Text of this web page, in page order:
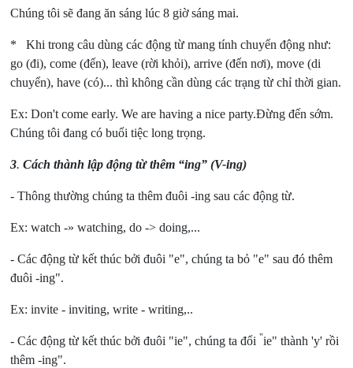
Chúng tôi sẽ đang ăn sáng lúc 8 giờ sáng mai.
* Khi trong câu dùng các động từ mang tính chuyển động như:
go (đi), come (đến), leave (rời khỏi), arrive (đến nơi), move (di
chuyển), have (có)... thì không cần dùng các trạng từ chỉ thời gian.
Ex: Don't come early. We are having a nice party.Đừng đến sớm.
Chúng tôi đang có buổi tiệc long trọng.
3.Cách thành lập động từ thêm “ing” (V-ing)
- Thông thường chúng ta thêm đuôi -ing sau các động từ.
Ex: watch -» watching, do -> doing,...
- Các động từ kết thúc bởi đuôi "e", chúng ta bỏ "e" sau đó thêm
đuôi -ing".
Ex: invite - inviting, write - writing,..
- Các động từ kết thúc bởi đuôi "ie", chúng ta đổi "ie" thành 'y' rồi
thêm -ing".